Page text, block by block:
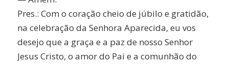
Pres.: Com o coração cheio de júbilo e gratidão,
na celebração da Senhora Aparecida, eu vos
desejo que a graça e a paz de nosso Senhor
Jesus Cristo, o amor do Pai e a comunhão do